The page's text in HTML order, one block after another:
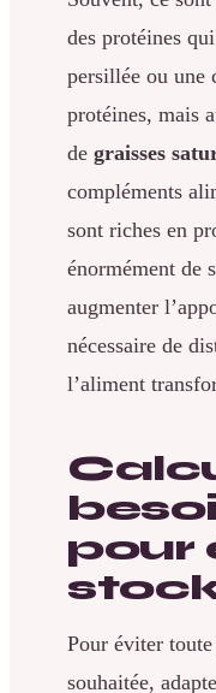
des protéines
persillée ou une
protéines, mais
de graisses
compléments
sont riches en
énormément de
augmenter
nécessaire de
l’aliment
pour
Pour éviter
souhaitée,